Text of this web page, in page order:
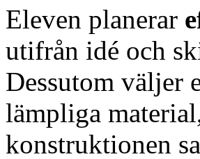
Eleven planerar
utifrån idé och
Dessutom väljer
lämpliga
konstruktionen